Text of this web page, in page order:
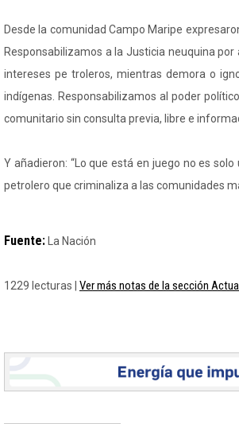
Desde la comunidad Campo Maripe
Responsabilizamos a la Justicia neuquina
intereses pe troleros, mientras demora o
indígenas. Responsabilizamos al poder
comunitario sin consulta previa, libre e
Y añadieron: “Lo que está en juego no es
petrolero que criminaliza a las comunidades
Fuente: La Nación
1229 lecturas | Ver más notas de la sección